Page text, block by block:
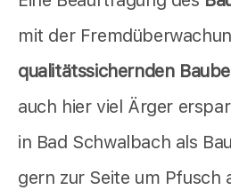
mit der
qualitätssichernden
auch hier viel Ärger
in Bad Schwalbach als
gern zur Seite um Pfusch